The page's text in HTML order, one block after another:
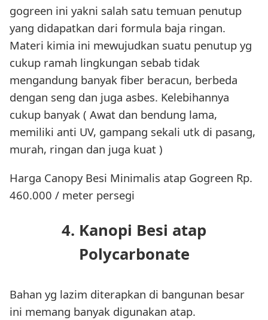
gogreen ini yakni salah satu temuan penutup
yang didapatkan dari formula baja ringan.
Materi kimia ini mewujudkan suatu penutup yg
cukup ramah lingkungan sebab tidak
mengandung banyak fiber beracun, berbeda
dengan seng dan juga asbes. Kelebihannya
cukup banyak ( Awat dan bendung lama,
memiliki anti UV, gampang sekali utk di pasang,
murah, ringan dan juga kuat )
Harga Canopy Besi Minimalis atap Gogreen Rp.
460.000 / meter persegi
4. Kanopi Besi atap
Polycarbonate
Bahan yg lazim diterapkan di bangunan besar
ini memang banyak digunakan atap.